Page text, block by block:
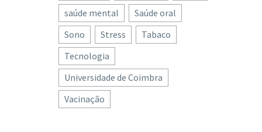
saúde mental
Saúde oral
Sono
Stress
Tabaco
Tecnologia
Universidade de Coimbra
Vacinação